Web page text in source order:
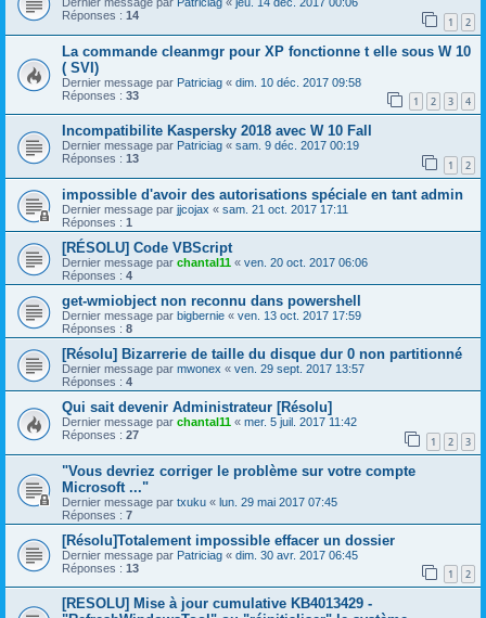
Réponses : 14 1 2
La commande cleanmgr pour XP fonctionne t elle sous W 10
( SVI)
Dernier message par Patriciag « dim. 10 déc. 2017 09:58
Réponses : 33 1 2 3 4
Incompatibilite Kaspersky 2018 avec W 10 Fall
Dernier message par Patriciag « sam. 9 déc. 2017 00:19
Réponses : 13 1 2
impossible d'avoir des autorisations spéciale en tant admin
Dernier message par jjcojax « sam. 21 oct. 2017 17:11
Réponses : 1
[RÉSOLU] Code VBScript
Dernier message par chantal11 « ven. 20 oct. 2017 06:06
Réponses : 4
get-wmiobject non reconnu dans powershell
Dernier message par bigbernie « ven. 13 oct. 2017 17:59
Réponses : 8
[Résolu] Bizarrerie de taille du disque dur 0 non partitionné
Dernier message par mwonex « ven. 29 sept. 2017 13:57
Réponses : 4
Qui sait devenir Administrateur [Résolu]
Dernier message par chantal11 « mer. 5 juil. 2017 11:42
Réponses : 27 1 2 3
"Vous devriez corriger le problème sur votre compte
Microsoft ..."
Dernier message par txuku « lun. 29 mai 2017 07:45
Réponses : 7
[Résolu]Totalement impossible effacer un dossier
Dernier message par Patriciag « dim. 30 avr. 2017 06:45
Réponses : 13 1 2
[RESOLU] Mise à jour cumulative KB4013429 -